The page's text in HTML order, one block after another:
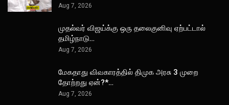
Aug 7, 2026
முதல்வர் விஜய்க்கு ஒரு தலைகுனிவு ஏற்பட்டால்
தமிழ்நாடு…
Aug 7, 2026
மேகதாது விவகாரத்தில் திமுக அரசு 3 முறை
தோற்றது ஏன்?*…
Aug 7, 2026